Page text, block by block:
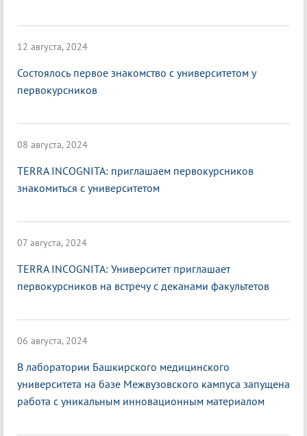
12 августа, 2024
Состоялось первое знакомство с университетом у
первокурсников
08 августа, 2024
TERRA INCOGNITA: приглашаем первокурсников
знакомиться с университетом
07 августа, 2024
TERRA INCOGNITA: Университет приглашает
первокурсников на встречу с деканами факультетов
06 августа, 2024
В лаборатории Башкирского медицинского
университета на базе Межвузовского кампуса запущена
работа с уникальным инновационным материалом